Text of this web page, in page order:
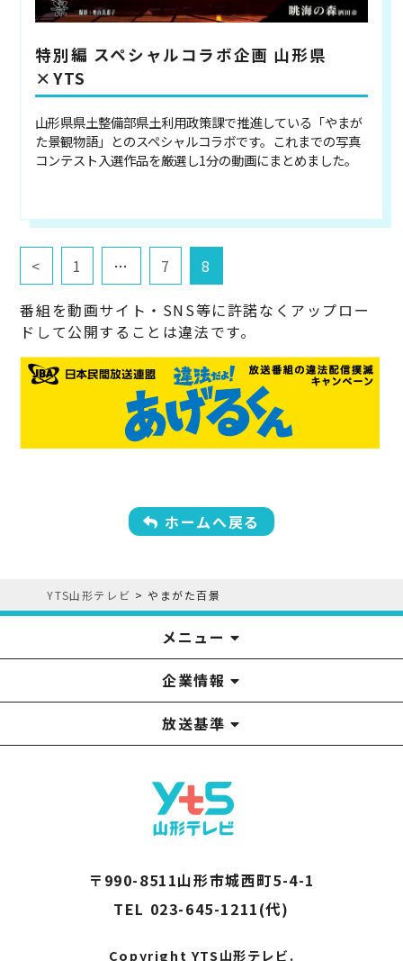
特別編 スペシャルコラボ企画 山形県
×YTS
山形県県土整備部県土利用政策課で推進している「やまが
た景観物語」とのスペシャルコラボです。これまでの写真
コンテスト入選作品を厳選し1分の動画にまとめました。
< 1 … 7 8
番組を動画サイト・SNS等に許諾なくアップロー
ドして公開することは違法です。
ホームへ戻る
YTS山形テレビ > やまがた百景
メニュー
YTSニュース
番組
アナウンサー
プレゼント
イベント
みるるん星人
YTS見学ツアー
番組表
お問い合わせ
企業情報
企業情報
役員構成
YTS山形テレビ SDGs 宣言
採用情報
山形テレビ人権方針
山形テレビ国民保護業務計画提出文
個人情報基本方針
情報セキュリティ基本方針
視聴データの取扱いについて
系列局一覧
中継局一覧
放送基準
〒990-8511山形市城西町5-4-1
TEL 023-645-1211(代)
Copyright YTS山形テレビ.